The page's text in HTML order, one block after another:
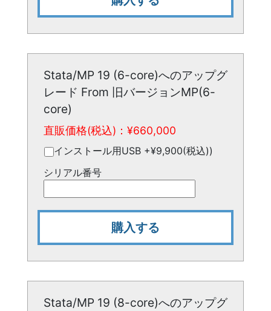
Stata/MP 19 (6-core)へのアップグ
レード From 旧バージョンMP(6-
core)
直販価格(税込)：¥660,000
インストール用USB +¥9,900(税込))
シリアル番号
購入する
Stata/MP 19 (8-core)へのアップグ